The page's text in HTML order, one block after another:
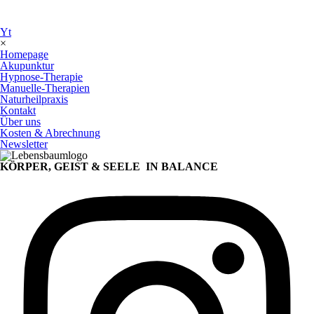
Yt
×
Homepage
Akupunktur
Hypnose-Therapie
Manuelle-Therapien
Naturheilpraxis
Kontakt
Über uns
Kosten & Abrechnung
Newsletter
KÖRPER, GEIST & SEELE IN BALANCE